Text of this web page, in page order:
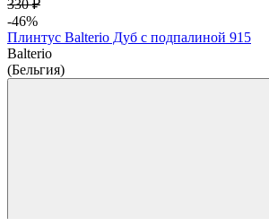
330 ₽
-46%
Плинтус Balterio Дуб с подпалиной 915
Balterio
(Бельгия)